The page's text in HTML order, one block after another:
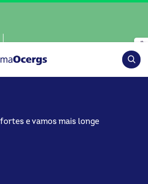
e vamos mais longe